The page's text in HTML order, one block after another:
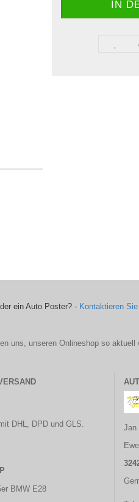
ein Auto Poster? - Kontaktieren
uns, unseren Onlineshop so
DHL, DPD und GLS.
BMW E28
Jan